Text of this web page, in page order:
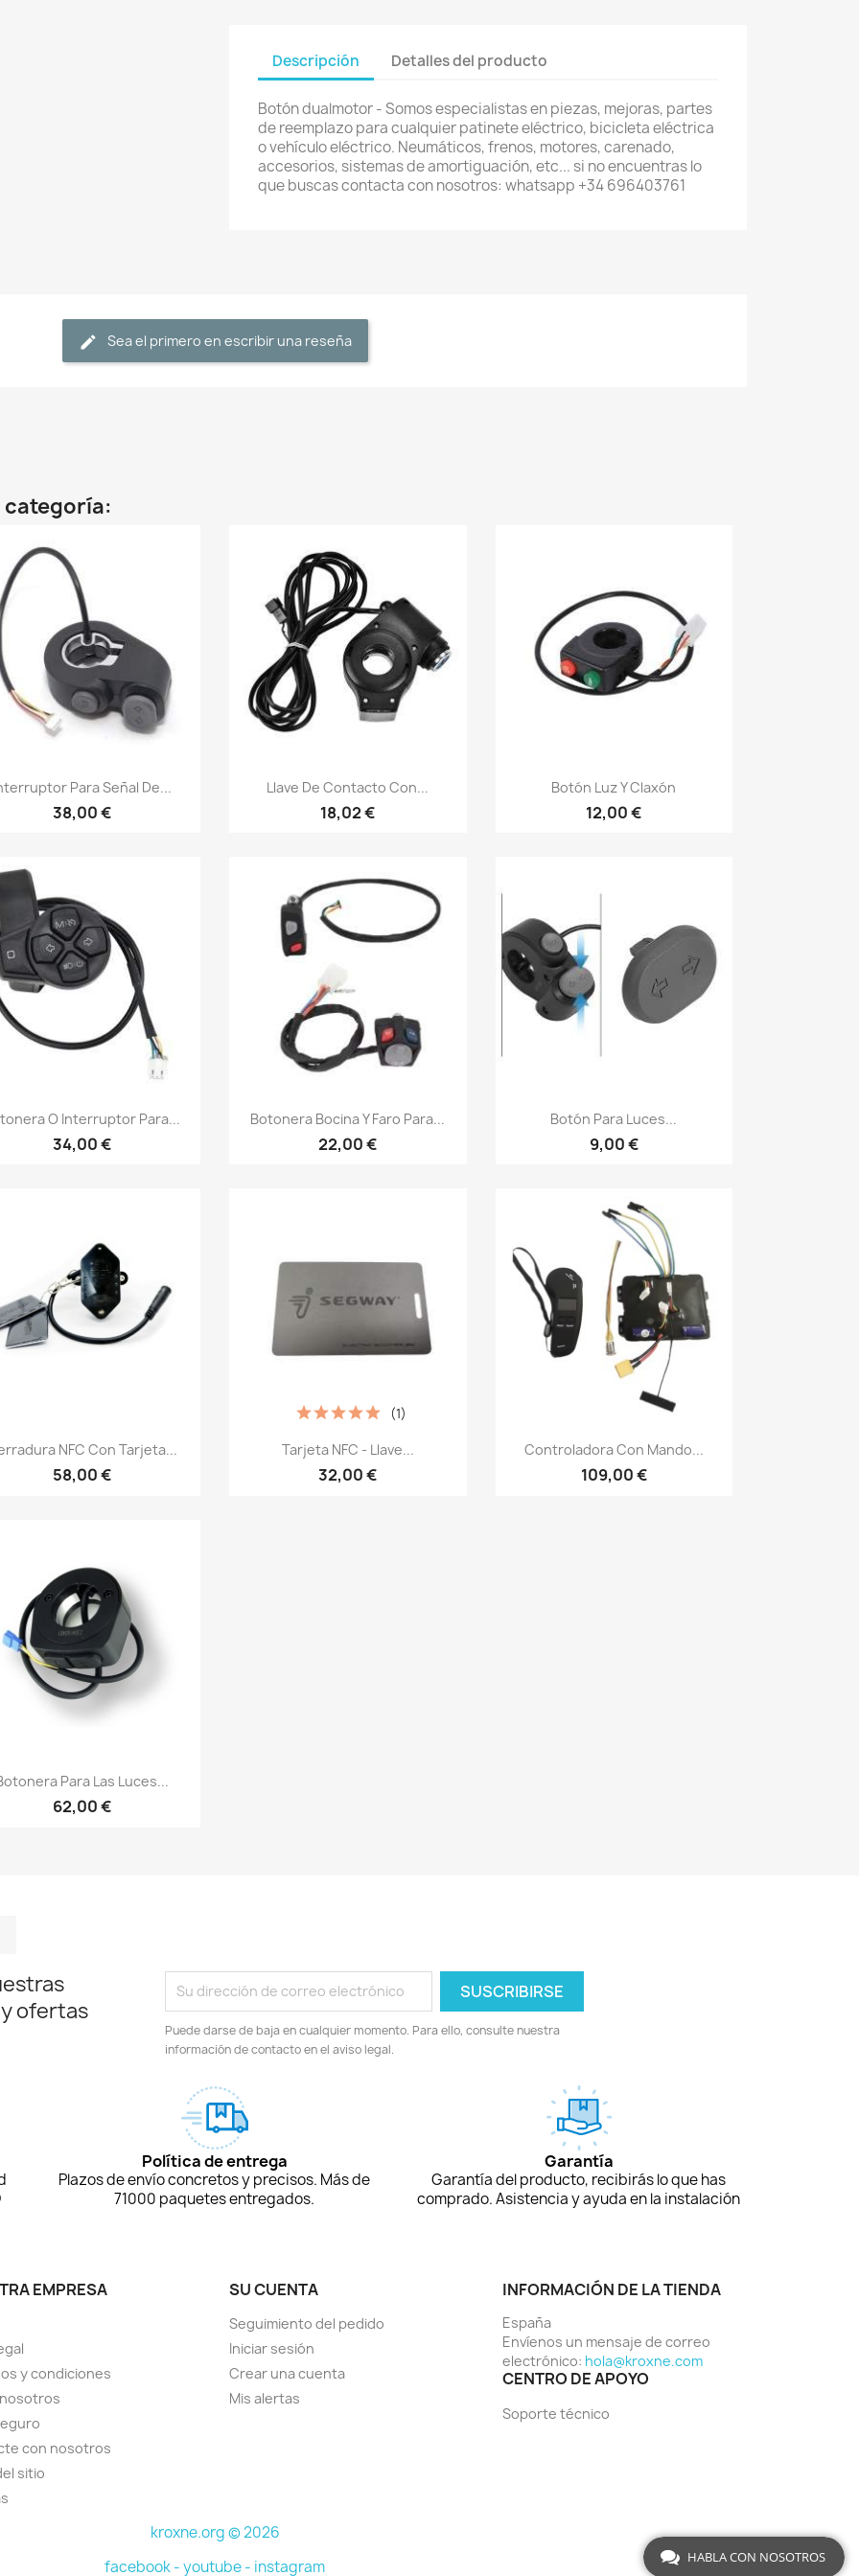
Descripción Detalles del producto
Botón dualmotor - Somos especialistas en piezas, mejoras, partes
de reemplazo para cualquier patinete eléctrico, bicicleta eléctrica
o vehículo eléctrico. Neumáticos, frenos, motores, carenado,
accesorios, sistemas de amortiguación, etc... si no encuentras lo
que buscas contacta con nosotros: whatsapp +34 696403761
Sea el primero en escribir una reseña
categoría:
Vista rápida
Para Señal De...
38,00 €
Vista rápida
Llave De Contacto Con...
18,02 €
Vista rápida
Botón Luz Y Claxón
12,00 €
Vista rápida
O Interruptor Para...
34,00 €
Vista rápida
Botonera Bocina Y Faro Para...
22,00 €
Vista rápida
Botón Para Luces...
9,00 €
Vista rápida
NFC Con Tarjeta...
58,00 €
Vista rápida
Tarjeta NFC - Llave...
32,00 €
(1)
Vista rápida
Controladora Con Mando...
109,00 €
Vista rápida
Para Las Luces...
62,00 €
ofertas
Puede darse de baja en cualquier momento. Para ello, consulte nuestra
información de contacto en el aviso legal.
Política de entrega
Plazos de envío concretos y precisos. Más de
71000 paquetes entregados.
Garantía
Garantía del producto, recibirás lo que has
comprado. Asistencia y ayuda en la instalación
EMPRESA
y condiciones
con nosotros
sitio
SU CUENTA
Seguimiento del pedido
Iniciar sesión
Crear una cuenta
Mis alertas
INFORMACIÓN DE LA TIENDA
España
Envíenos un mensaje de correo
electrónico: hola@kroxne.com
CENTRO DE APOYO
Soporte técnico
kroxne.org © 2026
facebook -youtube - instagram HABLA CON NOSOTROS